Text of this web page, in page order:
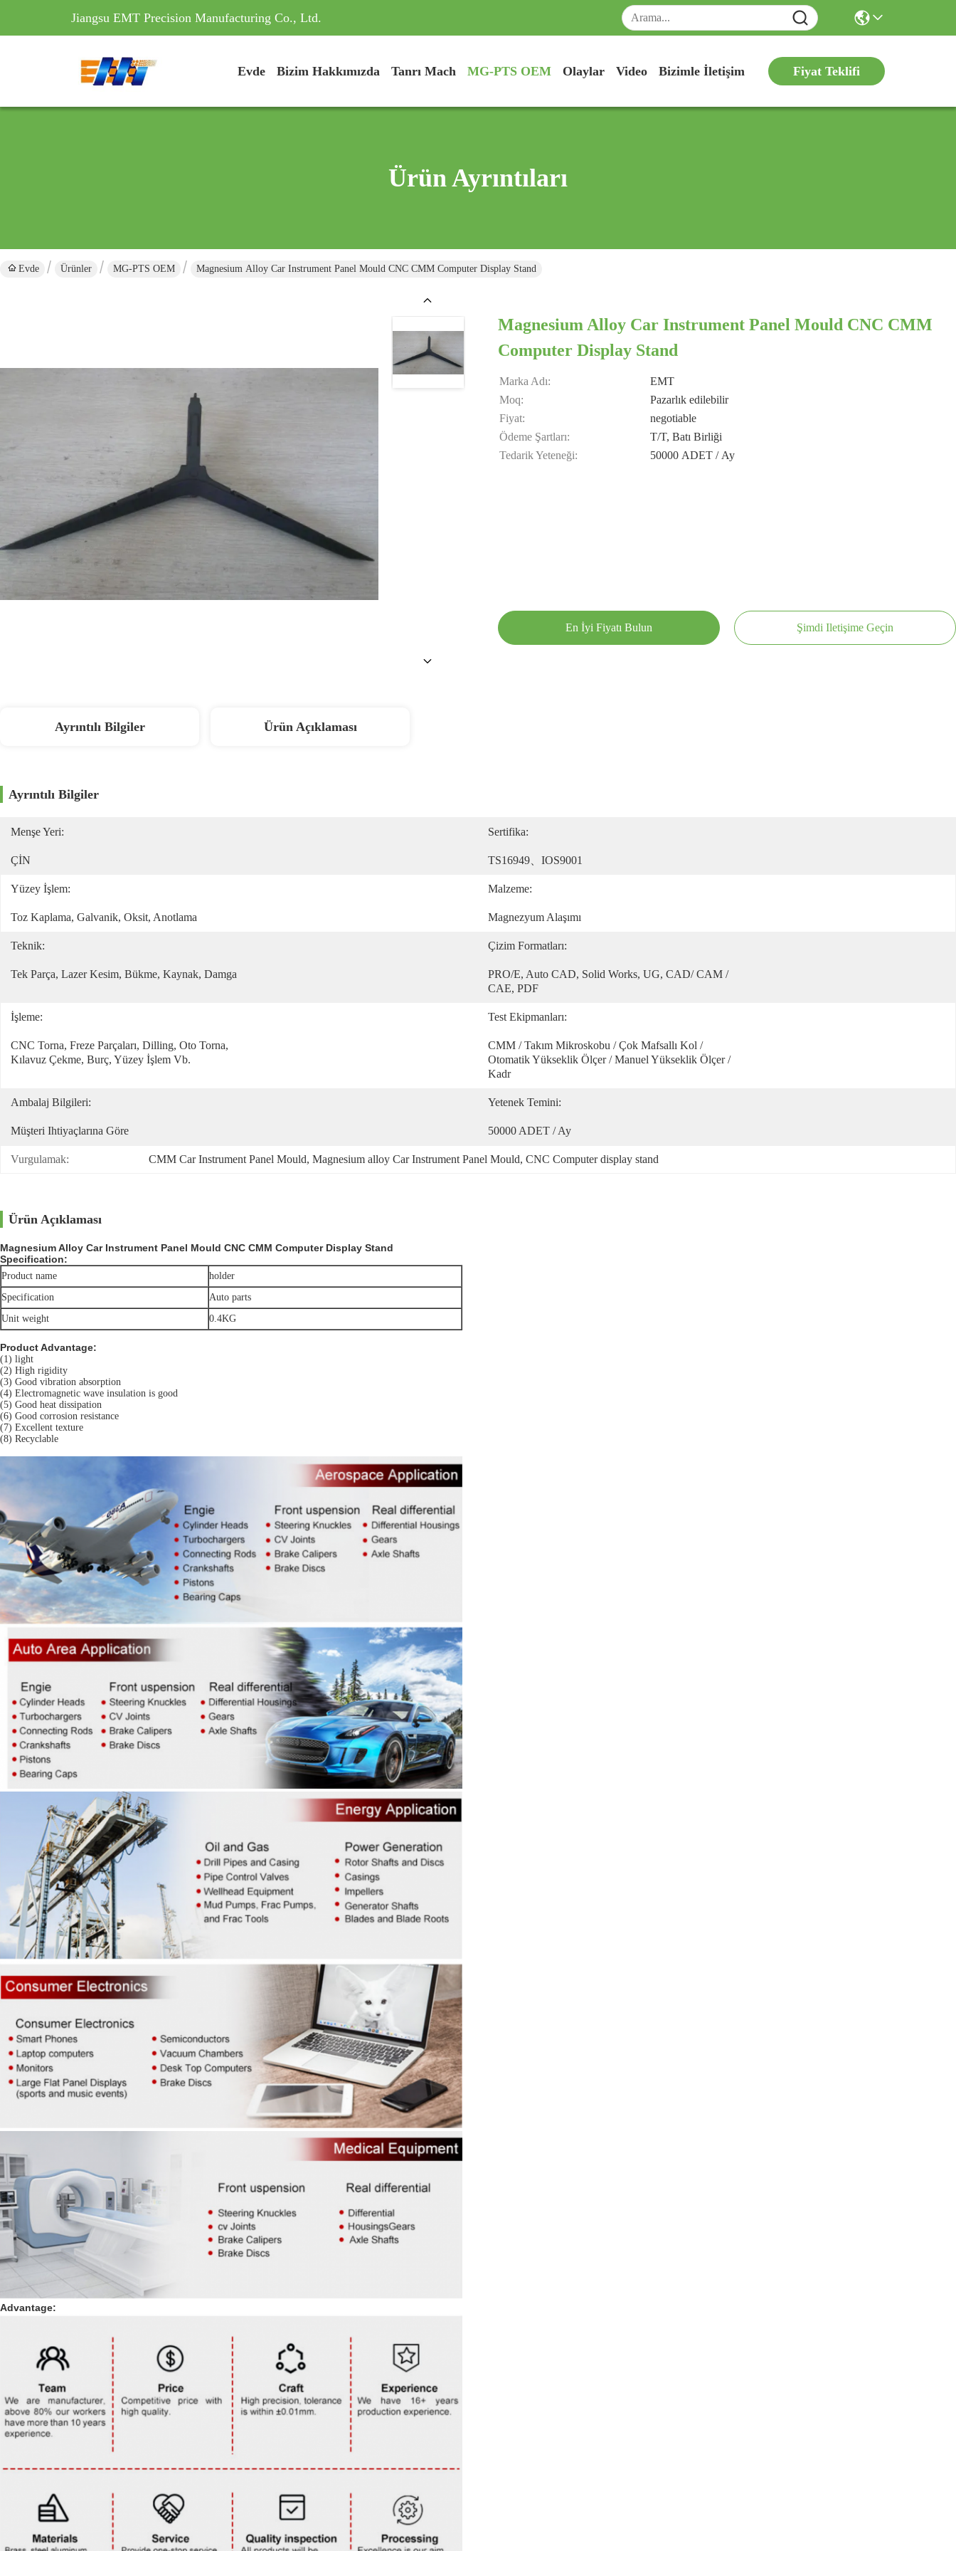
Jiangsu EMT Precision Manufacturing Co., Ltd.
Evde Bizim Hakkımızda Tanrı Mach MG-PTS OEM Olaylar Video Bizimle İletişim Fiyat Teklifi
Ürün Ayrıntıları
Evde Ürünler MG-PTS OEM Magnesium Alloy Car Instrument Panel Mould CNC CMM Computer Display Stand
Magnesium Alloy Car Instrument Panel Mould CNC CMM
Computer Display Stand
Marka Adı:
EMT
Moq:
Pazarlık edilebilir
Fiyat:
negotiable
Ödeme Şartları:
T/T, Batı Birliği
Tedarik Yeteneği:
50000 ADET / Ay
En İyi Fiyatı Bulun Şimdi Iletişime Geçin
Ayrıntılı Bilgiler Ürün Açıklaması
Ayrıntılı Bilgiler
Menşe Yeri:
ÇİN
Sertifika:
TS16949、IOS9001
Yüzey İşlem:
Toz Kaplama, Galvanik, Oksit, Anotlama
Malzeme:
Magnezyum Alaşımı
Teknik:
Tek Parça, Lazer Kesim, Bükme, Kaynak, Damga
Çizim Formatları:
PRO/E, Auto CAD, Solid Works, UG, CAD/ CAM /
CAE, PDF
İşleme:
CNC Torna, Freze Parçaları, Dilling, Oto Torna,
Kılavuz Çekme, Burç, Yüzey İşlem Vb.
Test Ekipmanları:
CMM / Takım Mikroskobu / Çok Mafsallı Kol /
Otomatik Yükseklik Ölçer / Manuel Yükseklik Ölçer /
Kadr
Ambalaj Bilgileri:
Müşteri Ihtiyaçlarına Göre
Yetenek Temini:
50000 ADET / Ay
Vurgulamak: CMM Car Instrument Panel Mould, Magnesium alloy Car Instrument Panel Mould, CNC Computer display stand
Ürün Açıklaması
Magnesium Alloy Car Instrument Panel Mould CNC CMM Computer Display Stand
Specification:
Product name
holder
Specification
Auto parts
Unit weight
0.4KG
Product Advantage:
(1) light
(2) High rigidity
(3) Good vibration absorption
(4) Electromagnetic wave insulation is good
(5) Good heat dissipation
(6) Good corrosion resistance
(7) Excellent texture
(8) Recyclable
Advantage: